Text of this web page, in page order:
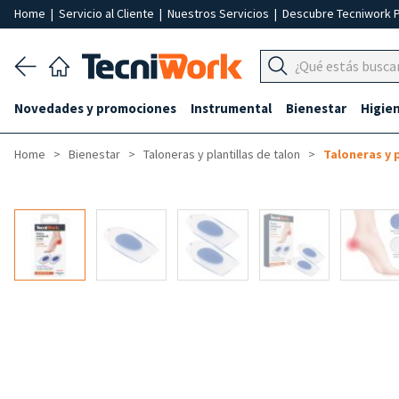
Home | Servicio al Cliente | Nuestros Servicios | Descubre Tecniwork
Novedades y promociones Instrumental Bienestar
Home Bienestar Taloneras y plantillas de talon Taloneras y